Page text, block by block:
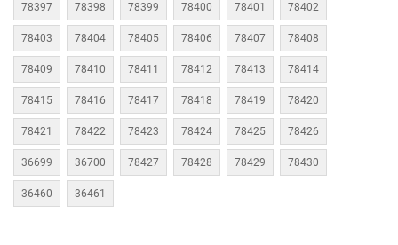
F
U
E
T
S
F
78397 78398 78399 78400 78401 78402
78403 78404 78405 78406 78407 78408
78409 78410 78411 78412 78413 78414
78415 78416 78417 78418 78419 78420
78421 78422 78423 78424 78425 78426
36699 36700 78427 78428 78429 78430
36460 36461